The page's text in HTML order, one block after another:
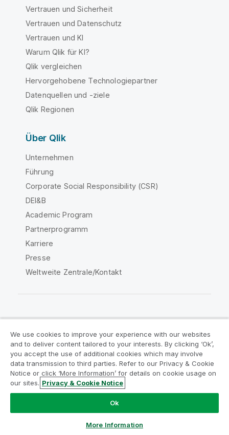
Vertrauen und Sicherheit
Vertrauen und Datenschutz
Vertrauen und KI
Warum Qlik für KI?
Qlik vergleichen
Hervorgehobene Technologiepartner
Datenquellen und -ziele
Qlik Regionen
Über Qlik
Unternehmen
Führung
Corporate Social Responsibility (CSR)
DEI&B
Academic Program
Partnerprogramm
Karriere
Presse
Weltweite Zentrale/Kontakt
Rechtliche Vereinbarungen
Produktbedingungen
Legal Policies
Legal Policies
Benutzungsbedingungen
Marken
Do Not Share My Info
Copyright © 1993-2026 QlikTech International AB. Alle
We use cookies to improve your experience with our websites
and to deliver content tailored to your interests. By clicking ‘Ok’,
you accept the use of additional cookies which may involve
data transmission to third parties. Refer to our Privacy & Cookie
Notice or click ‘More Information’ for details on cookie usage on
our sites. Privacy & Cookie Notice
Ok
More Information